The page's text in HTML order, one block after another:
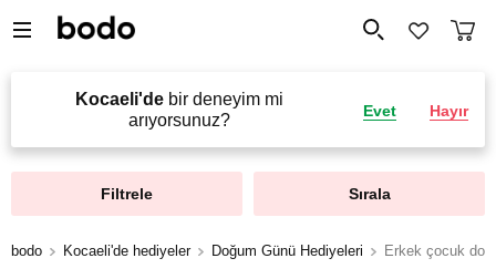
Kocaeli'debir deneyim mi
arıyorsunuz?
Evet Hayır
Filtrele Sırala
bodo Kocaeli'de hediyeler Doğum Günü Hediyeleri Erkek çocuk